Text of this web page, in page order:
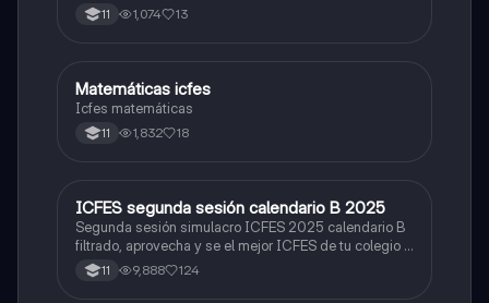
11 1,074 13
ICFES: Matemáticas
Matemáticas icfes
Icfes matemáticas
11 1,832 18
ICFES: Lectura Crítica
ICFES segunda sesión calendario B 2025
Segunda sesión simulacro ICFES 2025 calendario B
filtrado, aprovecha y se el mejor ICFES de tu colegio y
poder ingresar a universidad, y estudiar aquella
carrera con la que tanto sueñas.
11 9,888 124